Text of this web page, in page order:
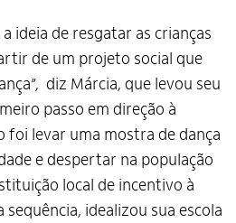
ideia de resgatar as crianças
de um projeto social que
diz Márcia, que levou seu
passo em direção à
foi levar uma mostra de dança
e despertar na população
local de incentivo à
idealizou sua escola